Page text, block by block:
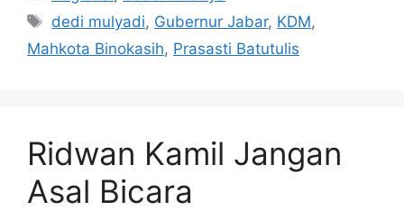
Tag
dedi mulyadi, Gubernur Jabar, KDM,
Mahkota Binokasih, Prasasti Batutulis
Ridwan Kamil Jangan
Asal Bicara